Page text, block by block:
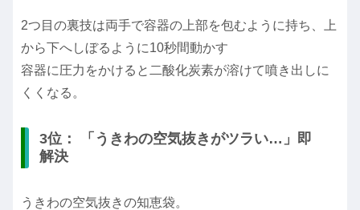
2つ目の裏技は両手で容器の上部を包むように持ち、上
から下へしぼるように10秒間動かす
容器に圧力をかけると二酸化炭素が溶けて噴き出しに
くくなる。
3位： 「うきわの空気抜きがツラい…」即
解決
うきわの空気抜きの知恵袋。